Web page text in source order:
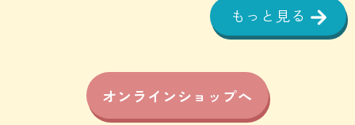
もっと見る
オンラインショップへ